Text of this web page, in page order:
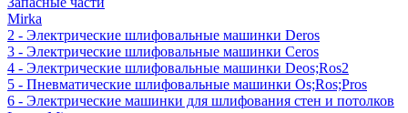
Mirka
2 - Электрические шлифовальные машинки Deros
3 - Электрические шлифовальные машинки Ceros
4 - Электрические шлифовальные машинки Deos;Ros2
5 - Пневматические шлифовальные машинки Os;Ros;Pros
6 - Электрические машинки для шлифования стен и потолков